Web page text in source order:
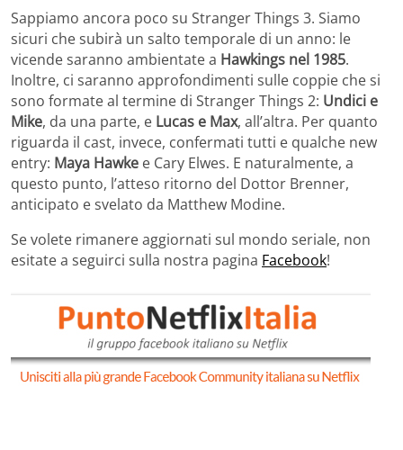
Sappiamo ancora poco su Stranger Things 3. Siamo
sicuri che subirà un salto temporale di un anno: le
vicende saranno ambientate a Hawkings nel 1985.
Inoltre, ci saranno approfondimenti sulle coppie che si
sono formate al termine di Stranger Things 2: Undici e
Mike, da una parte, e Lucas e Max, all’altra. Per quanto
riguarda il cast, invece, confermati tutti e qualche new
entry: Maya Hawke e Cary Elwes. E naturalmente, a
questo punto, l’atteso ritorno del Dottor Brenner,
anticipato e svelato da Matthew Modine.
Se volete rimanere aggiornati sul mondo seriale, non
esitate a seguirci sulla nostra pagina Facebook!